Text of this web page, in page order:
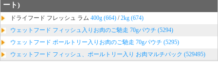
ート)
ドライフード フレッシュ ラム 400g (664) /2kg (674)
ウェットフード フィッシュ入りお肉のご馳走 70gパウチ (5294)
ウェットフード ポールトリー入りお肉のご馳走 70gパウチ (5295)
ウェットフード フィッシュ、ポールトリー入り お肉マルチパック (529495)